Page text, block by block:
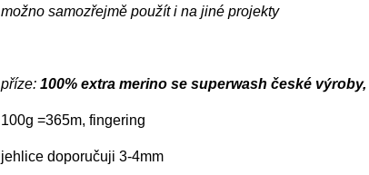
možno samozřejmě použít i na jiné projekty
příze:100% extra merino se superwash české výroby,
100g =365m, fingering
jehlice doporučuji 3-4mm